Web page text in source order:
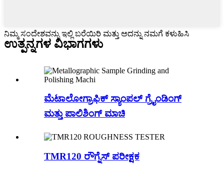
ನಿಮ್ಮ ಸಂದೇಶವನ್ನು ಇಲ್ಲಿ ಬರೆಯಿರಿ ಮತ್ತು ಅದನ್ನು ನಮಗೆ ಕಳುಹಿಸಿ
ಉತ್ಪನ್ನಗಳ ವಿಭಾಗಗಳು
ಮೆಟಾಲೋಗ್ರಾಫಿಕ್ ಸ್ಯಾಂಪಲ್ ಗ್ರೈಂಡಿಂಗ್
ಮತ್ತು ಪಾಲಿಶಿಂಗ್ ಮಾಚಿ
TMR120 ರೌಗ್ನೆಸ್ ಪರೀಕ್ಷಕ